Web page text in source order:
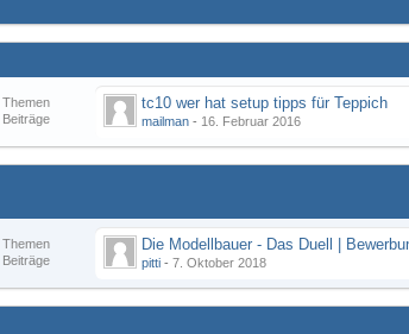
Themen
Beiträge
tc10 wer hat setup tipps für Teppich
mailman - 16. Februar 2016
Themen
Beiträge
pitti - 7. Oktober 2018